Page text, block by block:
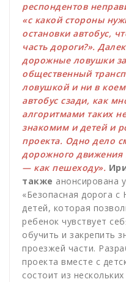
респондентов
«с какой стороны
остановки автобус,
часть дороги?».
дорожные ловушки
общественный
ловушкой и ни в коем
автобус сзади, как
алгоритмами таких
знакомим и детей и
проекта. Одно дело
дорожного движения
— как пешеходу».
также анонсирована
«Безопасная дорога с
детей, которая
ребенок чувствует
обучить и закрепить
проезжей части.
проекта вместе с
состоит из